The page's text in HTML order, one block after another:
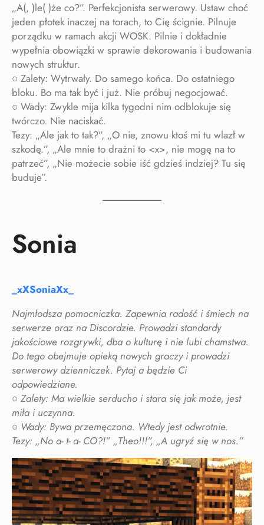
„A(, )le( )że co?”. Perfekcjonista serwerowy. Ustaw choć
jeden płotek inaczej na torach, to Cię ścignie. Pilnuje
porządku w ramach akcji WOSK. Pilnie i dokładnie
wypełnia obowiązki w sprawie dekorowania i budowania
nowych struktur.
○ Zalety: Wytrwały. Do samego końca. Do ostatniego
bloku. Bo ma tak być i już. Nie próbuj negocjować.
○ Wady: Zwykle mija kilka tygodni nim odblokuje się
twórczo. Nie naciskać.
Tezy: „Ale jak to tak?”, „O nie, znowu ktoś mi tu wlazł w
szkodę.”, „Ale mnie to drażni to <x>, nie mogę na to
patrzeć”, „Nie możecie sobie iść gdzieś indziej? Tu się
buduje”.
Sonia
_xXSoniaXx_
Najmłodsza pomocniczka. Zapewnia radość i śmiech na
serwerze oraz na Discordzie. Prowadzi standardy
jakościowe rozgrywki, dba o kulturę i nie lubi chamstwa.
Do tego obejmuje opieką nowych graczy i prowadzi
serwerowy dzienniczek. Pytaj a będzie Ci
odpowiedziane.
○ Zalety: Ma wielkie serducho i stara się jak może, jest
miła i uczynna.
○ Wady: Bywa przemęczona. Wtedy jest odwrotnie.
Tezy: „No a- t- a- CO?!” „Theo!!!”, „A ugryź się w nos.”